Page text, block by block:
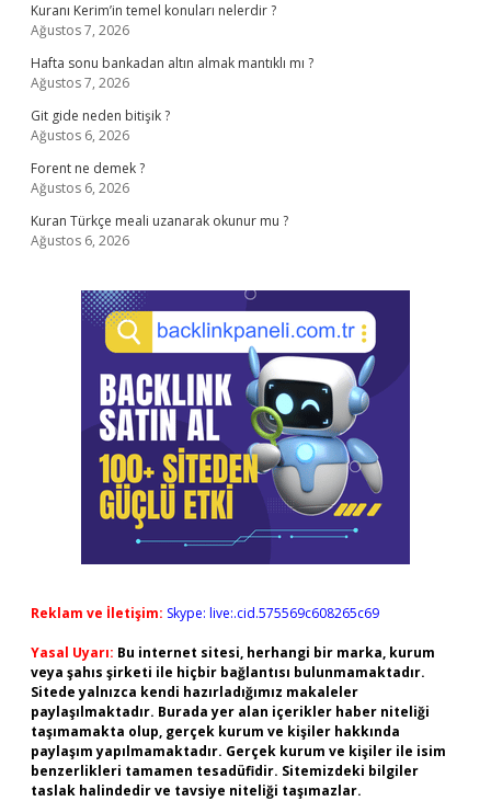
Kuranı Kerim’in temel konuları nelerdir ?
Ağustos 7, 2026
Hafta sonu bankadan altın almak mantıklı mı ?
Ağustos 7, 2026
Git gide neden bitişik ?
Ağustos 6, 2026
Forent ne demek ?
Ağustos 6, 2026
Kuran Türkçe meali uzanarak okunur mu ?
Ağustos 6, 2026
Reklam ve İletişim: Skype: live:.cid.575569c608265c69
Yasal Uyarı: Bu internet sitesi, herhangi bir marka, kurum
veya şahıs şirketi ile hiçbir bağlantısı bulunmamaktadır.
Sitede yalnızca kendi hazırladığımız makaleler
paylaşılmaktadır. Burada yer alan içerikler haber niteliği
taşımamakta olup, gerçek kurum ve kişiler hakkında
paylaşım yapılmamaktadır. Gerçek kurum ve kişiler ile isim
benzerlikleri tamamen tesadüfidir. Sitemizdeki bilgiler
taslak halindedir ve tavsiye niteliği taşımazlar.